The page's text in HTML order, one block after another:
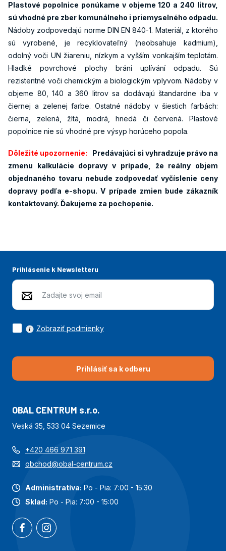
Plastové popolnice ponúkame v objeme120 a 240 litrov,
sú vhodné pre zber komunálneho i priemyselného odpadu.
Nádoby zodpovedajú norme DIN EN 840-1. Materiál, z ktorého
sú vyrobené, je recyklovateľný (neobsahuje kadmium),
odolný voči UN žiareniu, nízkym a vyšším vonkajším teplotám.
Hladké povrchové plochy bráni uplívání odpadu. Sú
rezistentné voči chemickým a biologickým vplyvom. Nádoby v
objeme 80, 140 a 360 litrov sa dodávajú štandardne iba v
čiernej a zelenej farbe. Ostatné nádoby v šiestich farbách:
čierna, zelená, žltá, modrá, hnedá či červená. Plastové
popolnice nie sú vhodné pre výsyp horúceho popola.
Dôležité upozornenie:
Predávajúci si vyhradzuje právo na
zmenu kalkulácie dopravy v prípade, že reálny objem
objednaného tovaru nebude zodpovedať vyčíslenie ceny
dopravy podľa e-shopu. V prípade zmien bude zákazník
kontaktovaný. Ďakujeme za pochopenie.
Prihlásenie k Newsletteru
Prihlásiť sa k odberu
Zobraziť podmienky
OBAL CENTRUM s.r.o.
Veská 35, 533 04 Sezemice
+420 466 971 391
obchod@obal-centrum.cz
Administratíva: Po - Pia: 7:00 - 15:30
Sklad: Po - Pia: 7:00 - 15:00